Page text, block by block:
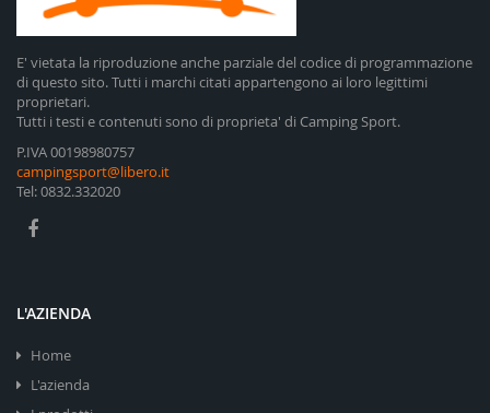
E' vietata la riproduzione anche parziale del codice di programmazione
di questo sito. Tutti i marchi citati appartengono ai loro legittimi
proprietari.
Tutti i testi e contenuti sono di proprieta' di Camping Sport.
P.IVA 00198980757
campingsport@libero.it
Tel: 0832.332020
L'AZIENDA
Home
L'azienda